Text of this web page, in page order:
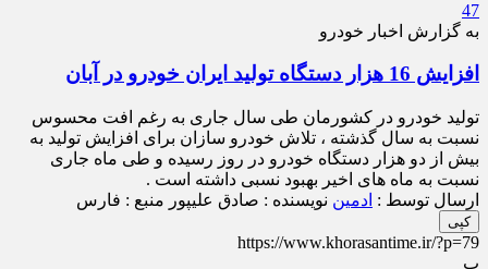
47
به گزارش اخبار خودرو
افزایش 16 هزار دستگاه تولید ایران خودرو در آبان
تولید خودرو در کشورمان طی سال جاری به رغم افت محسوس
نسبت به سال گذشته ، تلاش خودرو سازان برای افزایش تولید به
بیش از دو هزار دستگاه خودرو در روز رسیده و طی ماه جاری
نسبت به ماه های اخیر بهبود نسبی داشته است .
ارسال توسط : ادمین نویسنده : صادق علیپور منبع : فارس
کپی
https://www.khorasantime.ir/?p=79
پ